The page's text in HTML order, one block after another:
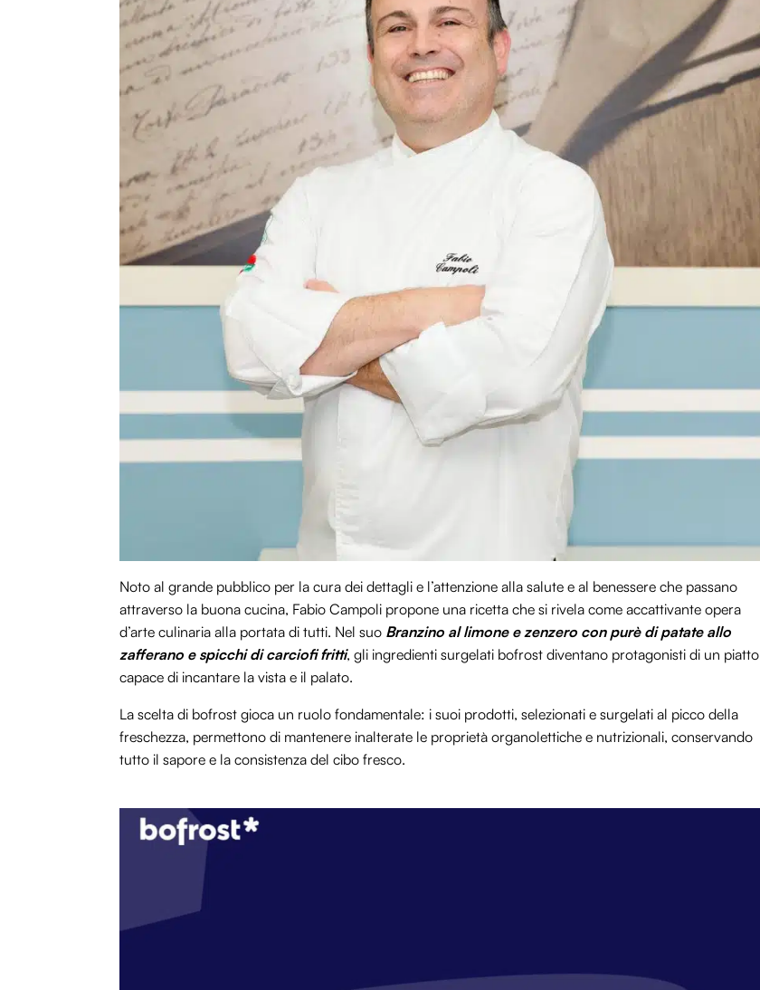
Noto al grande pubblico per la cura dei dettagli e l’attenzione alla salute e al benessere che passano
attraverso la buona cucina, Fabio Campoli propone una ricetta che si rivela come accattivante opera
d’arte culinaria alla portata di tutti. Nel suo Branzino al limone e zenzero con purè di patate allo
zafferano e spicchi di carciofi fritti, gli ingredienti surgelati bofrost diventano protagonisti di un piatto
capace di incantare la vista e il palato.
La scelta di bofrost gioca un ruolo fondamentale: i suoi prodotti, selezionati e surgelati al picco della
freschezza, permettono di mantenere inalterate le proprietà organolettiche e nutrizionali, conservando
tutto il sapore e la consistenza del cibo fresco.